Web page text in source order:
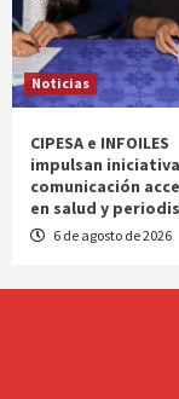
Noticias
CIPESA e INFOILES
impulsan
comunicación
en salud y
6 de agosto de 2026